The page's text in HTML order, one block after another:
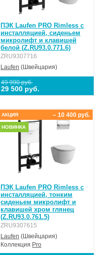
ПЭК Laufen PRO Rimless с
инсталляцией, сиденьем
микролифт и клавишей
белой (Z.RU93.0.771.6)
ZRU9307716
Laufen (Швейцария)
49 990 руб.
29 500 руб.
ПЭК Laufen PRO Rimless с
инсталляцией, тонким
сиденьем микролифт и
клавишей хром глянец
(Z.RU93.0.761.5)
ZRU9307615
Laufen (Швейцария)
Коллекция Pro
– 10 400 руб.
АКЦИЯ
НОВИНКА